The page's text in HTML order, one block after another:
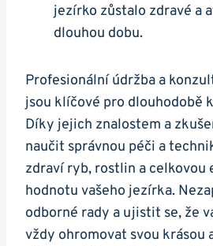
jezírko zůstalo zdravé a
dlouhou dobu.
Profesionální ‍údržba⁤ a
jsou‍ klíčové pro dlouhodobě
Díky jejich znalostem a⁣
naučit správnou péči a
zdraví ryb, rostlin a ⁢celkovou
hodnotu vašeho jezírka.
‍odborné rady a ujistit se, ⁤že
vždy ohromovat ⁤svou krásou